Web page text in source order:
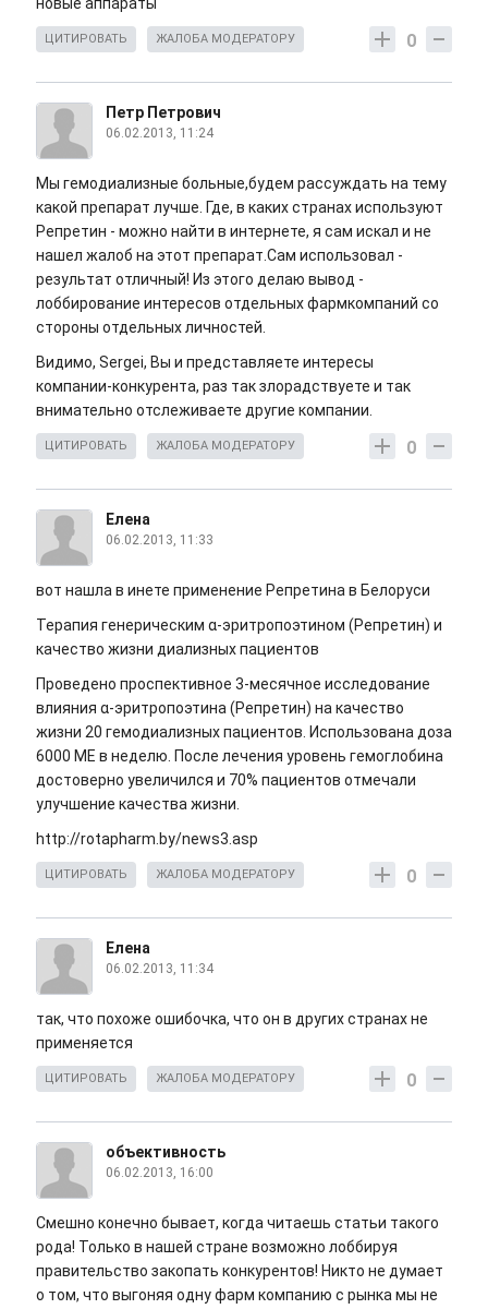
новые аппараты
0
ЦИТИРОВАТЬ ЖАЛОБА МОДЕРАТОРУ
Петр Петрович
06.02.2013, 11:24
Мы гемодиализные больные,будем рассуждать на тему
какой препарат лучше. Где, в каких странах используют
Репретин - можно найти в интернете, я сам искал и не
нашел жалоб на этот препарат.Сам использовал -
результат отличный! Из этого делаю вывод -
лоббирование интересов отдельных фармкомпаний со
стороны отдельных личностей.
Видимо, Sergei, Вы и представляете интересы
компании-конкурента, раз так злорадствуете и так
внимательно отслеживаете другие компании.
0
ЦИТИРОВАТЬ ЖАЛОБА МОДЕРАТОРУ
Елена
06.02.2013, 11:33
вот нашла в инете применение Репретина в Белоруси
Терапия генерическим α-эритропоэтином (Репретин) и
качество жизни диализных пациентов
Проведено проспективное 3-месячное исследование
влияния α-эритропоэтина (Репретин) на качество
жизни 20 гемодиализных пациентов. Использована доза
6000 МЕ в неделю. После лечения уровень гемоглобина
достоверно увеличился и 70% пациентов отмечали
улучшение качества жизни.
http://rotapharm.by/news3.asp
0
ЦИТИРОВАТЬ ЖАЛОБА МОДЕРАТОРУ
Елена
06.02.2013, 11:34
так, что похоже ошибочка, что он в других странах не
применяется
0
ЦИТИРОВАТЬ ЖАЛОБА МОДЕРАТОРУ
объективность
06.02.2013, 16:00
Смешно конечно бывает, когда читаешь статьи такого
рода! Только в нашей стране возможно лоббируя
правительство закопать конкурентов! Никто не думает
о том, что выгоняя одну фарм компанию с рынка мы не